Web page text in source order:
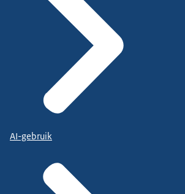
AI-gebruik